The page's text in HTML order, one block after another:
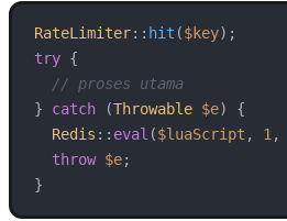
RateLimiter:: hit ($key
try {
// proses utama
} catch (Throwable $e) {
Redis :: eval ($luaScript , 1,
throw $e;
}